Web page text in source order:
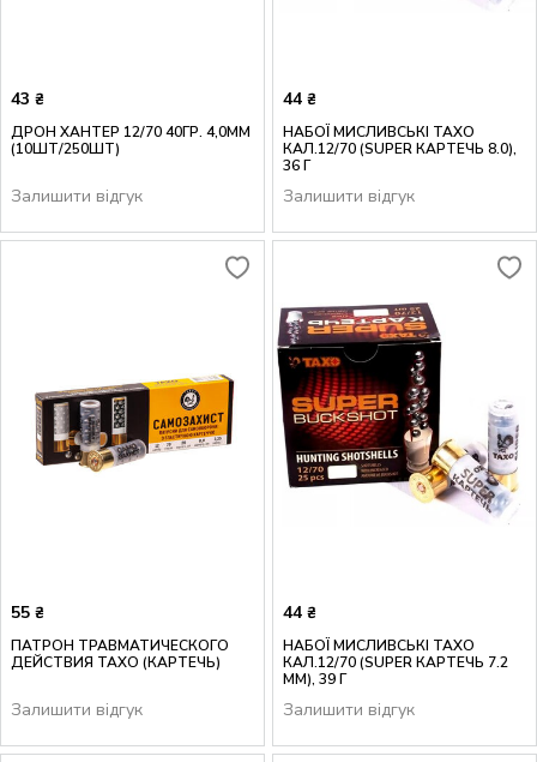
43 ₴
ДРОН ХАНТЕР 12/70 40ГР. 4,0ММ
(10ШТ/250ШТ)
Залишити відгук
44 ₴
НАБОЇ МИСЛИВСЬКІ ТАХО
КАЛ.12/70 (SUPER КАРТЕЧЬ 8.0),
36 Г
Залишити відгук
55 ₴
ПАТРОН ТРАВМАТИЧЕСКОГО
ДЕЙСТВИЯ ТАХО (КАРТЕЧЬ)
Залишити відгук
44 ₴
НАБОЇ МИСЛИВСЬКІ ТАХО
КАЛ.12/70 (SUPER КАРТЕЧЬ 7.2
ММ), 39 Г
Залишити відгук